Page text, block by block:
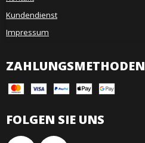
Kundendienst
Impressum
ZAHLUNGSMETHODEN
FOLGEN SIE UNS